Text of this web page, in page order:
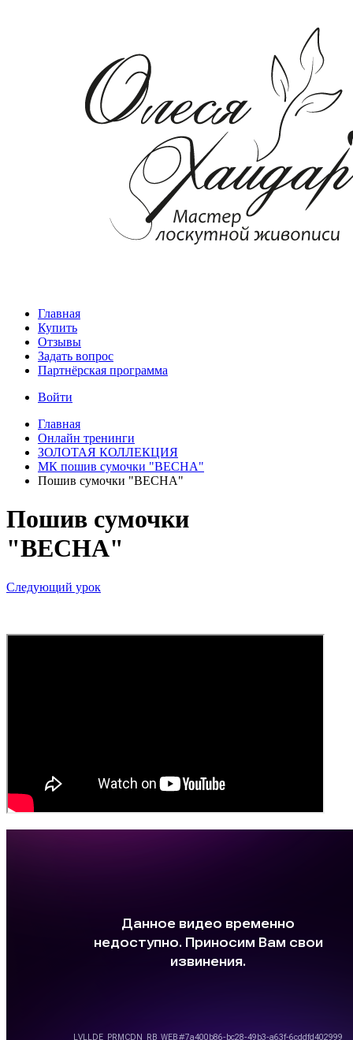
Главная
Купить
Отзывы
Задать вопрос
Партнёрская программа
Войти
Главная
Онлайн тренинги
ЗОЛОТАЯ КОЛЛЕКЦИЯ
МК пошив сумочки "ВЕСНА"
Пошив сумочки "ВЕСНА"
Пошив сумочки
"ВЕСНА"
Следующий урок